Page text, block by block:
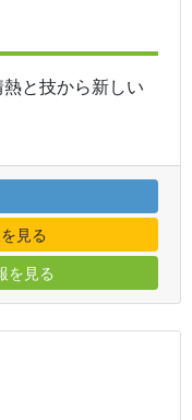
と技から新しい
見る
を見る